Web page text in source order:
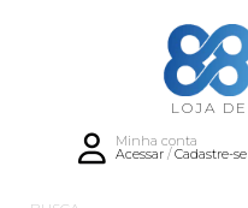
Minha conta
Acessar/Cadastre-se